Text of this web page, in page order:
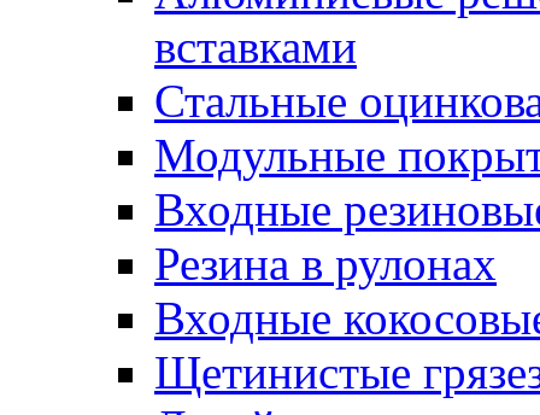
вставками
Стальные
Модульные
Входные
Резина в рулонах
Входные
Щетинистые